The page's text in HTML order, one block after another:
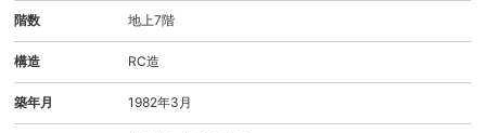
階数 地上7階
構造 RC造
築年月 1982年3月